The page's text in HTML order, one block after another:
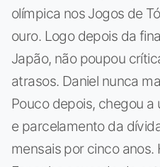
olímpica nos Jogos de
ouro. Logo depois da
Japão, não poupou
atrasos. Daniel nunca
Pouco depois, chegou
e parcelamento da
mensais por cinco anos.